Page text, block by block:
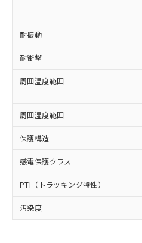
耐振動
耐衝撃
周囲温度範囲
周囲湿度範囲
保護構造
感電保護クラス
PTI（トラッキング特性）
汚染度
正式な納期状況
様のお取引先、
ムロン制御機器
オムロン制御機
販売ネッ
事前の承諾なく
示しないようお
マイパーツ機能
ビス）をご利用い
メンバーズにご
あります。
お客様が当ウェ
登録された部品
および当社の共
(PBDE) 1000ppm以下、フタ
ル) (DEHP)(別名：DOP)
（DBP） 1000ppm以下、フ
但し、RoHS指令で産業用監
フタル酸エステル類の４物質
図的な使用がないことを確認
※2 対応予定月
部品在庫の切り替え状
月が前後することがあ
※3 非含有証明書ダ
ニル類) : 1000ppm、 PBDEs(
イソブチル) : 1000ppm、
DEHP(フタル酸ビス(2-エチ
「ｅ」：有害物質（10
準値以下であることを
「10」：通常の使用状
質が外部に漏えいし、
及ぼさない年数を意味
い合わせください。
当社は規制貨物
全に破砕するな
いよう必要な手段
当社は貴社製品
ル、化学兵器、
武器並びにこれ
当社は、貴社製
場合は、上記1
該第三者に通知
販売先および販
り引きをいたしま
一定数以上
一定数には
在庫なし(最
いては、お
たはお客様
機器販売店
白
受注生産機
情報を公開